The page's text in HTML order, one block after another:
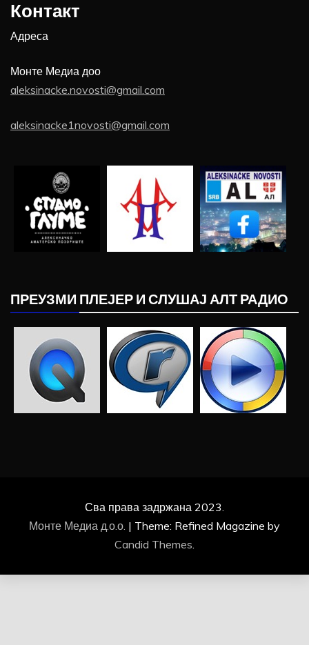
Контакт
Адреса
Монте Медиа доо
aleksinacke.novosti@gmail.com
aleksinacke1novosti@gmail.com
ПРЕУЗМИ ПЛЕЈЕР И СЛУШАЈ АЛТ РАДИО
Сва права задржана 2023.
Монте Медиа д.о.о. | Theme: Refined Magazine by
Candid Themes.